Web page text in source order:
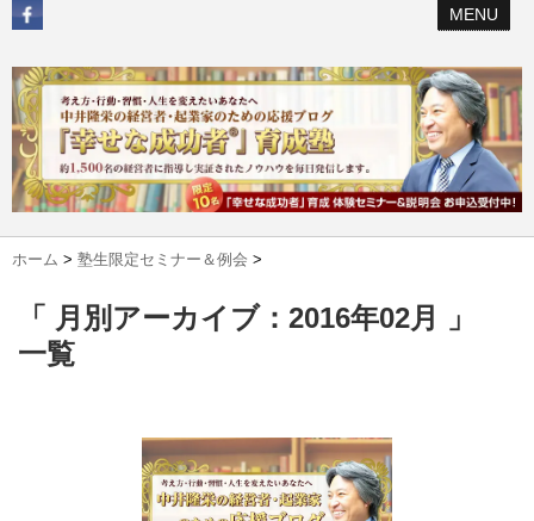
MENU
ホーム > 塾生限定セミナー＆例会 >
「 月別アーカイブ：2016年02月 」
一覧